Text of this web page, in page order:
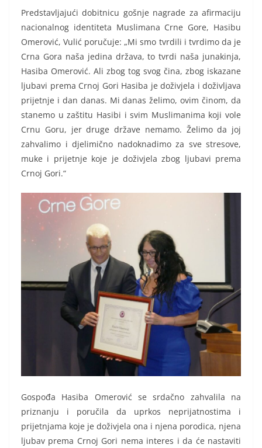
Predstavljajući dobitnicu gošnje nagrade za afirmaciju
nacionalnog identiteta Muslimana Crne Gore, Hasibu
Omerović, Vulić poručuje: „Mi smo tvrdili i tvrdimo da je
Crna Gora naša jedina država, to tvrdi naša junakinja,
Hasiba Omerović. Ali zbog tog svog čina, zbog iskazane
ljubavi prema Crnoj Gori Hasiba je doživjela i doživljava
prijetnje i dan danas. Mi danas želimo, ovim činom, da
stanemo u zaštitu Hasibi i svim Muslimanima koji vole
Crnu Goru, jer druge države nemamo. Želimo da joj
zahvalimo i djelimično nadoknadimo za sve stresove,
muke i prijetnje koje je doživjela zbog ljubavi prema
Crnoj Gori.“
Gospođa Hasiba Omerović se srdačno zahvalila na
priznanju i poručila da uprkos neprijatnostima i
prijetnjama koje je doživjela ona i njena porodica, njena
ljubav prema Crnoj Gori nema interes i da će nastaviti